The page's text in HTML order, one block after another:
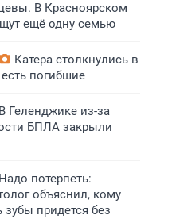
В Красноярском
ещё одну семью
Катера столкнулись в
есть погибшие
В Геленджике из-за
БПЛА закрыли
Надо потерпеть:
объяснил, кому
зубы придется без